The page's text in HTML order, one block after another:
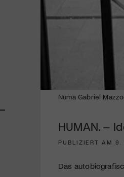
Numa Gabriel
HUMAN. –
PUBLIZIERT AM 9.
Das